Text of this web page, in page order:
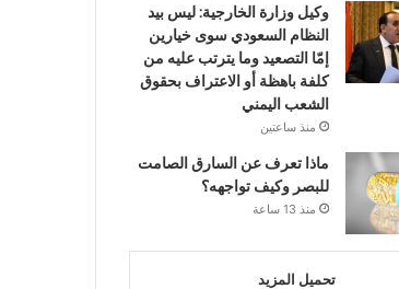
وكيل وزارة الخارجية: ليس بيد
النظام السعودي سوى خيارين
إمّا التصعيد وما يترتب عليه من
كلفة باهظة أو الاعتراف بحقوق
الشعب اليمني
منذ ساعتين
ماذا تعرف عن السارق الصامت
للبصر وكيف تواجهه؟
منذ 13 ساعة
تحميل المزيد